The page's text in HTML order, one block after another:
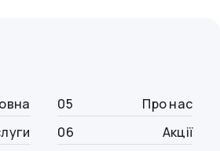
05
Про нас
06
Акції